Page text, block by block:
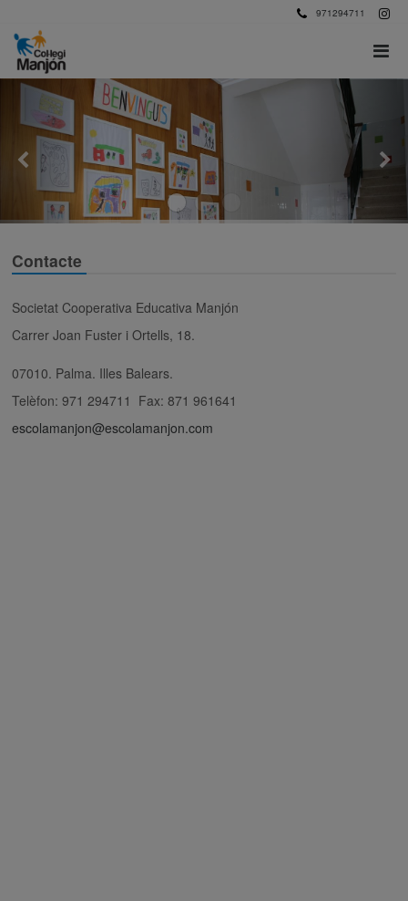
971294711
Contacte
Societat Cooperativa Educativa Manjón
Carrer Joan Fuster i Ortells, 18.
07010. Palma. Illes Balears.
Telèfon: 971 294711 Fax: 871 961641
escolamanjon@escolamanjon.com